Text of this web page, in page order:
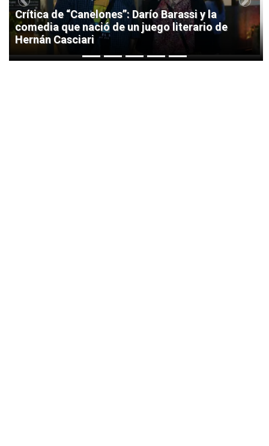
Crítica de “Canelones”: Darío Barassi y la
comedia que nació de un juego literario de
Hernán Casciari
Previous Next